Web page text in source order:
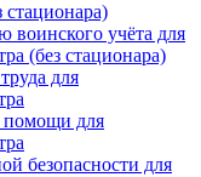
стационара)
воинского учёта для
(без стационара)
для
помощи для
безопасности для